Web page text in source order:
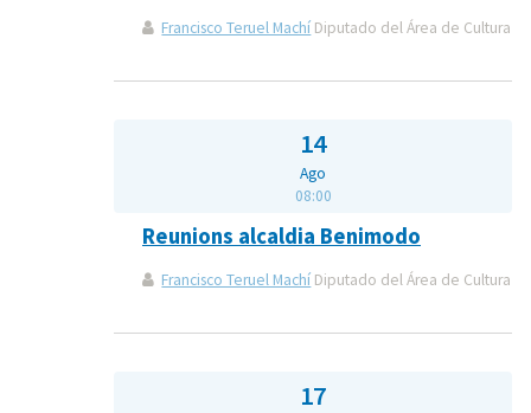
Francisco Teruel Machí Diputado del Área de Cultura
14
Ago
08:00
Reunions alcaldia Benimodo
Francisco Teruel Machí Diputado del Área de Cultura
17